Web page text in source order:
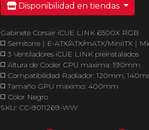
Disponibilidad en tiendas
Gabinete Corsair iCUE LINK 6500X RGB
◻️ Semitorre | E-ATX/ATX/mATX/MiniITX |
◻️ 3 Ventiladores iCUE LINK preinstalados
◻️ Altura de Cooler CPU maxima: 190mm
◻️ Compatibilidad Radiador: 120mm,
◻️ Tamaño GPU maximo: 400mm
◻️ Color Negro
SKU: CC-9011269-WW